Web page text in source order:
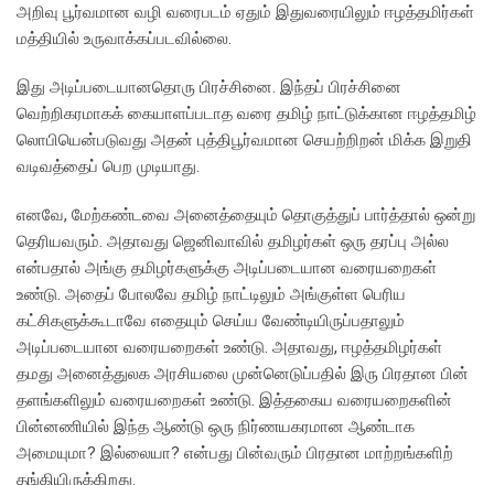
அறிவு பூர்வமான வழி வரைபடம் ஏதும் இதுவரையிலும் ஈழத்தமிர்கள்
மத்தியில் உருவாக்கப்படவில்லை.
இது அடிப்படையானதொரு பிரச்சினை. இந்தப் பிரச்சினை
வெற்றிகரமாகக் கையாளப்படாத வரை தமிழ் நாட்டுக்கான ஈழத்தமிழ்
லொபியென்படுவது அதன் புத்திபூர்வமான செயற்றிறன் மிக்க இறுதி
வடிவத்தைப் பெற முடியாது.
எனவே, மேற்கண்டவை அனைத்தையும் தொகுத்துப் பார்த்தால் ஒன்று
தெரியவரும். அதாவது ஜெனிவாவில் தமிழர்கள் ஒரு தரப்பு அல்ல
என்பதால் அங்கு தமிழர்களுக்கு அடிப்படையான வரையறைகள்
உண்டு. அதைப் போலவே தமிழ் நாட்டிலும் அங்குள்ள பெரிய
கட்சிகளுக்கூடாவே எதையும் செய்ய வேண்டியிருப்பதாலும்
அடிப்படையான வரையறைகள் உண்டு. அதாவது, ஈழத்தமிழர்கள்
தமது அனைத்துலக அரசியலை முன்னெடுப்பதில் இரு பிரதான பின்
தளங்களிலும் வரையறைகள் உண்டு. இத்தகைய வரையறைகளின்
பின்னணியில் இந்த ஆண்டு ஒரு நிர்ணயகரமான ஆண்டாக
அமையுமா? இல்லையா? என்பது பின்வரும் பிரதான மாற்றங்களிற்
தங்கியிருக்கிறது.